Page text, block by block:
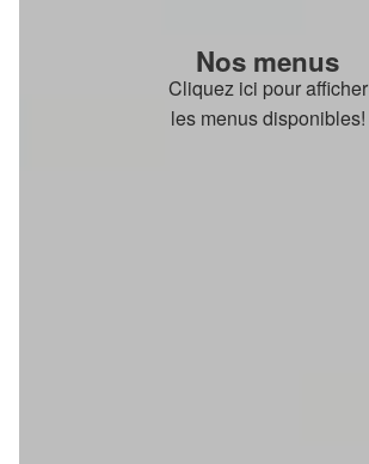
Nos menus
Cliquez ici pour afficher
les menus disponibles!